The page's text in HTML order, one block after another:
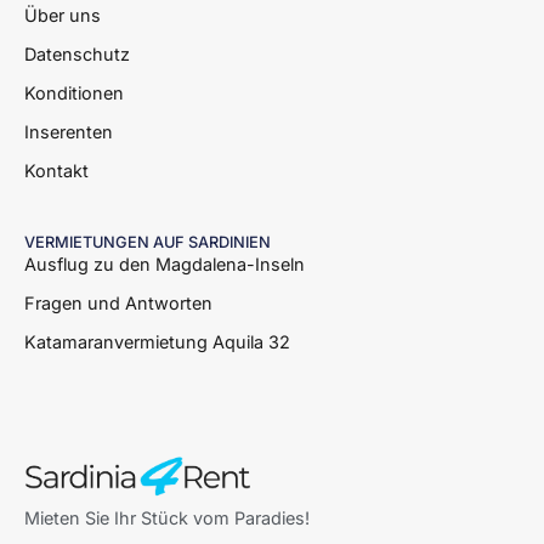
Mieten Sie Ihr Stück vom Paradies!
Über uns
Datenschutz
Konditionen
Inserenten
Kontakt
VERMIETUNGEN AUF SARDINIEN
Ausflug zu den Magdalena-Inseln
Fragen und Antworten
Katamaranvermietung Aquila 32